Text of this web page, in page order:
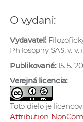
O vydaní:
Vydavateľ:
Philosophy SAS, v. v.
Publikované:15. 5.
Verejná licencia:
Toto dielo je
Attribution-